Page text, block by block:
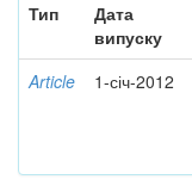
Тип
Дата
випуску
Article 1-січ-2012